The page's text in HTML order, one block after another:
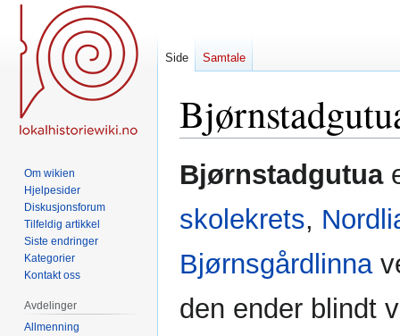
Hopp
til
Hopp
til
Bjørnstadgutua
skolekrets,
Bjørnsgårdlinna
den ender blindt
Side Samtale
Om wikien
Hjelpesider
Diskusjonsforum
Tilfeldig artikkel
Siste endringer
Kategorier
Kontakt oss
Avdelinger
Allmenning